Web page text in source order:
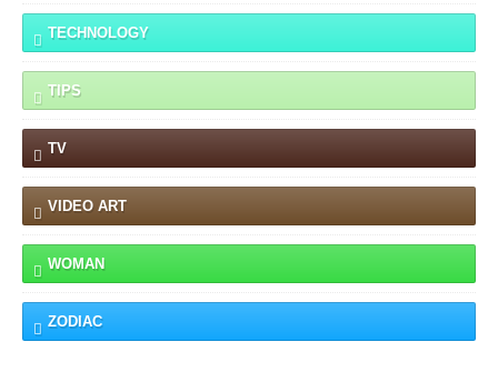
TECHNOLOGY
TIPS
TV
VIDEO ART
WOMAN
ZODIAC